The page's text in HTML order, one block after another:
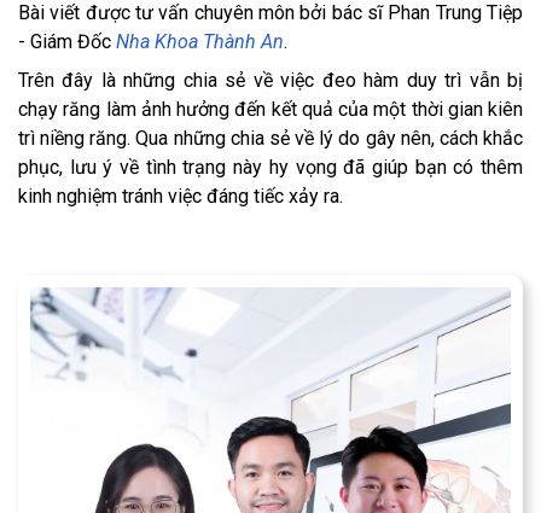
Bài viết được tư vấn chuyên môn bởi bác sĩ Phan Trung Tiệp
- Giám Đốc Nha Khoa Thành An.
Trên đây là những chia sẻ về việc đeo hàm duy trì vẫn bị
chạy răng làm ảnh hưởng đến kết quả của một thời gian kiên
trì niềng răng. Qua những chia sẻ về lý do gây nên, cách khắc
phục, lưu ý về tình trạng này hy vọng đã giúp bạn có thêm
kinh nghiệm tránh việc đáng tiếc xảy ra.